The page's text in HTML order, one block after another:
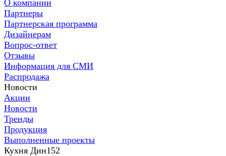
О компании
Партнеры
Партнерская программа
Дизайнерам
Вопрос-ответ
Отзывы
Информация для СМИ
Распродажа
Новости
Акции
Новости
Тренды
Продукция
Выполненные проекты
Кухня Дин152